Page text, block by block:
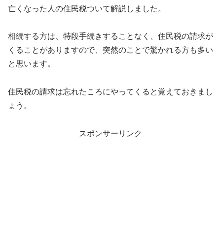
亡くなった人の住民税ついて解説しました。
相続する方は、特段手続きすることなく、住民税の請求が
くることがありますので、突然のことで驚かれる方も多い
と思います。
住民税の請求は忘れたころにやってくると覚えておきまし
ょう。
スポンサーリンク